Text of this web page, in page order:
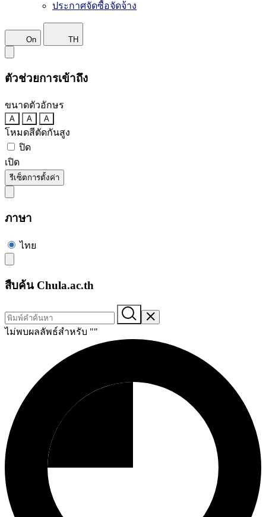
ประกาศจัดซื้อจัดจ้าง
On TH
ตัวช่วยการเข้าถึง
ขนาดตัวอักษร
A A A
โหมดสีตัดกันสูง
ปิด
เปิด
รีเซ็ตการตั้งค่า
ภาษา
ไทย
สืบค้น Chula.ac.th
ไม่พบผลลัพธ์สำหรับ ""